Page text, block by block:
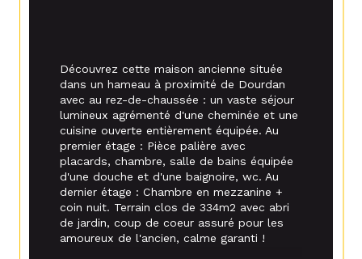
Découvrez cette maison ancienne située
dans un hameau à proximité de Dourdan
avec au rez-de-chaussée : un vaste séjour
lumineux agrémenté d'une cheminée et une
cuisine ouverte entièrement équipée. Au
premier étage : Pièce palière avec
placards, chambre, salle de bains équipée
d'une douche et d'une baignoire, wc. Au
dernier étage : Chambre en mezzanine +
coin nuit. Terrain clos de 334m2 avec abri
de jardin, coup de coeur assuré pour les
amoureux de l'ancien, calme garanti !